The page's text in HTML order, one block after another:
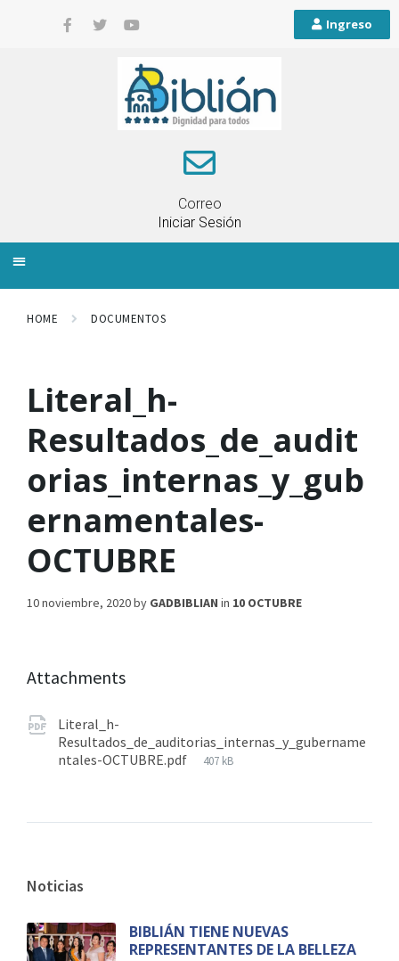
Ingreso
Correo
Iniciar Sesión
HOME DOCUMENTOS
Literal_h-
Resultados_de_audit
orias_internas_y_gub
ernamentales-
OCTUBRE
10 noviembre, 2020by GADBIBLIAN in 10 OCTUBRE
Attachments
Literal_h-
Resultados_de_auditorias_internas_y_gubername
ntales-OCTUBRE.pdf
407 kB
Noticias
BIBLIÁN TIENE NUEVAS
REPRESENTANTES DE LA BELLEZA